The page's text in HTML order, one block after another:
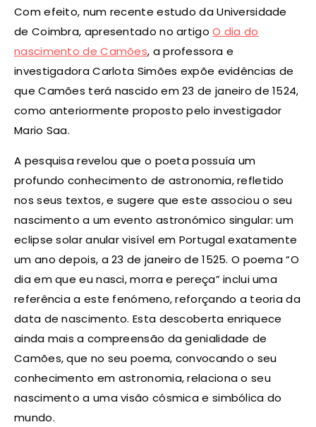
Com efeito, num recente estudo da Universidade
de Coimbra, apresentado no artigoO dia do
nascimento de Camões, a professora e
investigadora Carlota Simões expõe evidências de
que Camões terá nascido em 23 de janeiro de 1524,
como anteriormente proposto pelo investigador
Mario Saa.
A pesquisa revelou que o poeta possuía um
profundo conhecimento de astronomia, refletido
nos seus textos, e sugere que este associou o seu
nascimento a um evento astronómico singular: um
eclipse solar anular visível em Portugal exatamente
um ano depois, a 23 de janeiro de 1525. O poema “O
dia em que eu nasci, morra e pereça” inclui uma
referência a este fenómeno, reforçando a teoria da
data de nascimento. Esta descoberta enriquece
ainda mais a compreensão da genialidade de
Camões, que no seu poema, convocando o seu
conhecimento em astronomia, relaciona o seu
nascimento a uma visão cósmica e simbólica do
mundo.